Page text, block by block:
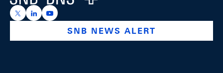
https://x.com/snb_bns
https://ch.linkedin.com/company/swiss-national-
https://www.youtube.com/@swissnationalbank
SNB NEWS ALERT